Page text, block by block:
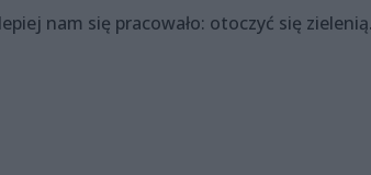
nam się pracowało: otoczyć się